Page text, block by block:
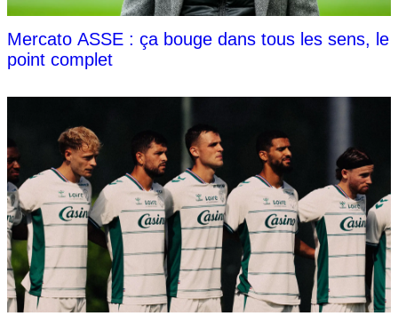
Mercato ASSE : ça bouge dans tous les sens, le
point complet